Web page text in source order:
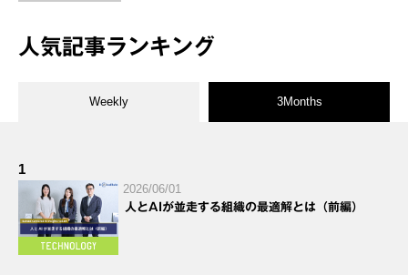
人気記事ランキング
Weekly 3Months
1
2026/06/01
人とAIが並走する組織の最適解とは（前編）